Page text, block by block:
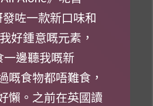
咗一款新口味和
好鍾意嘅元素，
一邊聽我嘅新
嘅食物都唔難食，
懶。之前在英國讀